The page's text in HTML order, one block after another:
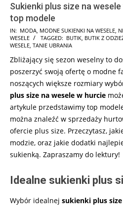
Sukienki plus size na
top modele
2023-
04-
IN: MODA MODNE SUKIENKI NA WESELE
WESELE
TAGGED: BUTIK BUTIK Z
WESELE TANIE UBRANIA
Zbliżający się sezon weselny to
poszerzyć swoją ofertę o modne
noszących większe rozmiary
plus size na wesele w hurcie
artykule przedstawimy top
można znaleźć w sprzedaży
ofercie plus size. Przeczytasz,
modzie, oraz jakie dodatki
sukienką. Zapraszamy do lektury!
Idealne sukienki plus
Wybór idealnej sukienki plus